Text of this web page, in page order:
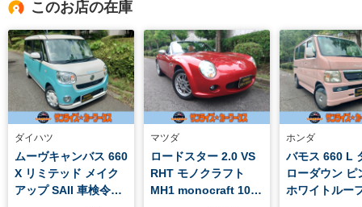
このお店の在庫
ダイハツ
ムーヴキャンバス 660
X リミテッド メイク
アップ SAII 車検令和
マツダ
ロードスター 2.0 VS
RHT モノクラフト
MH1 monocraft 100
ホンダ
バモス 660 L
ローダウン
ホワイトル